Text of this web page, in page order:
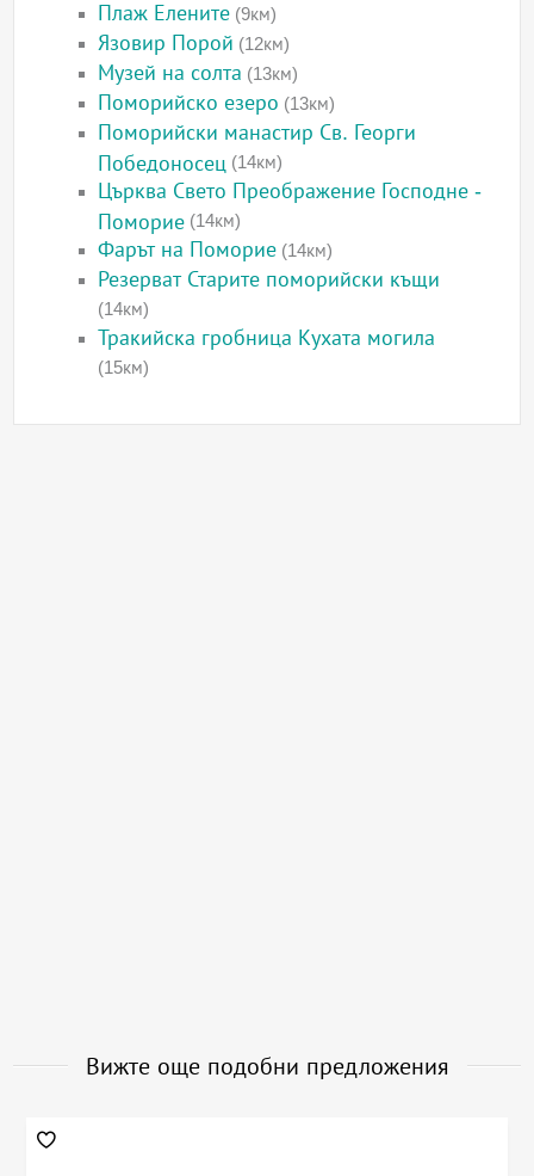
Плаж Елените (9км)
Язовир Порой (12км)
Музей на солта (13км)
Поморийско езеро (13км)
Поморийски манастир Св. Георги
Победоносец (14км)
Църква Свето Преображение Господне -
Поморие (14км)
Фарът на Поморие (14км)
Резерват Старите поморийски къщи
(14км)
Тракийска гробница Кухата могила
(15км)
Вижте още подобни предложения